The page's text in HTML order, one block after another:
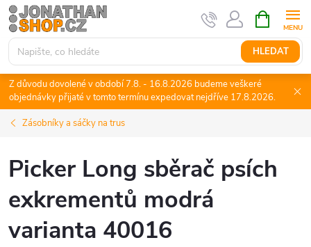
Přejít
na
obsah
HLEDAT
NÁKUPNÍ
KOŠÍK
Z důvodu dovolené v období 7.8. - 16.8.2026 budeme veškeré
objednávky přijaté v tomto termínu expedovat nejdříve 17.8.2026.
Zásobníky a sáčky na trus
Picker Long sběrač psích
exkrementů modrá
varianta 40016